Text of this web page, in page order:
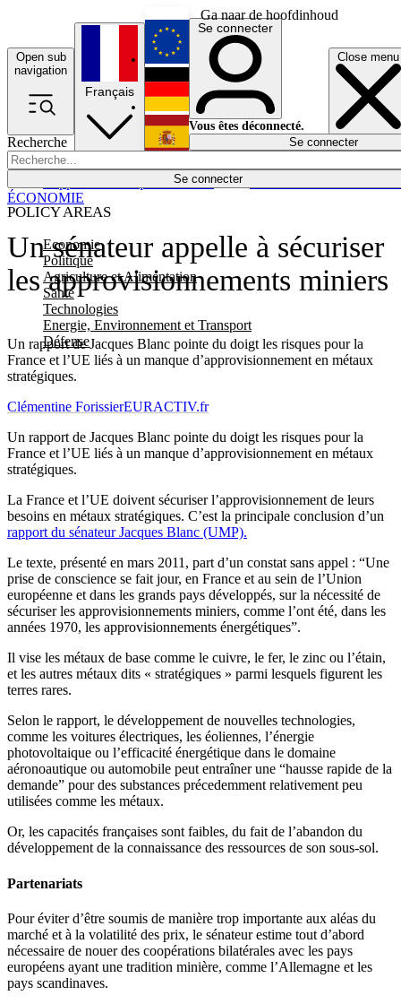
Ga naar de hoofdinhoud
Open sub
navigation
Close menu
Recherche
Se connecter
POLICY AREAS
Economie
Politique
Agriculture et Alimentation
Santé
Technologies
Energie, Environnement et Transport
Défense
Économie
Français
English
Deutsch
Español
Se connecter
Vous êtes déconnecté.
Se connecter
Un sénateur appelle à sécuriser
les approvisionnements miniers
Un rapport de Jacques Blanc pointe du doigt les risques pour la
France et l’UE liés à un manque d’approvisionnement en métaux
stratégiques.
ÉCONOMIE
Clémentine ForissierEURACTIV.fr
Un rapport de Jacques Blanc pointe du doigt les risques pour la
France et l’UE liés à un manque d’approvisionnement en métaux
stratégiques.
La France et l’UE doivent sécuriser l’approvisionnement de leurs
besoins en métaux stratégiques. C’est la principale conclusion d’un
rapport du sénateur Jacques Blanc (UMP).
Le texte, présenté en mars 2011, part d’un constat sans appel : “Une
prise de conscience se fait jour, en France et au sein de l’Union
européenne et dans les grands pays développés, sur la nécessité de
sécuriser les approvisionnements miniers, comme l’ont été, dans les
années 1970, les approvisionnements énergétiques”.
Il vise les métaux de base comme le cuivre, le fer, le zinc ou l’étain,
et les autres métaux dits « stratégiques » parmi lesquels figurent les
terres rares.
Selon le rapport, le développement de nouvelles technologies,
comme les voitures électriques, les éoliennes, l’énergie
photovoltaique ou l’efficacité énergétique dans le domaine
aéronoautique ou automobile peut entraîner une “hausse rapide de la
demande” pour des substances précedemment relativement peu
utilisées comme les métaux.
Or, les capacités françaises sont faibles, du fait de l’abandon du
développement de la connaissance des ressources de son sous-sol.
Partenariats
Pour éviter d’être soumis de manière trop importante aux aléas du
marché et à la volatilité des prix, le sénateur estime tout d’abord
nécessaire de nouer des coopérations bilatérales avec les pays
européens ayant une tradition minière, comme l’Allemagne et les
pays scandinaves.